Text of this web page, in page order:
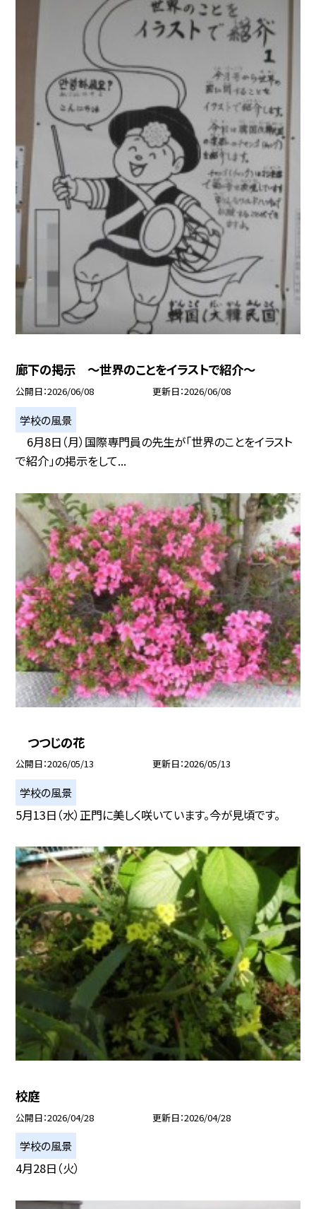
廊下の掲示 〜世界のことをイラストで紹介〜
公開日 2026/06/08 更新日 2026/06/08
学校の風景
6月8日（月）国際専門員の先生が「世界のことをイラスト
で紹介」の掲示をして...
つつじの花
公開日 2026/05/13 更新日 2026/05/13
学校の風景
5月13日（水）正門に美しく咲いています。今が見頃です。
校庭
公開日 2026/04/28 更新日 2026/04/28
学校の風景
4月28日（火）